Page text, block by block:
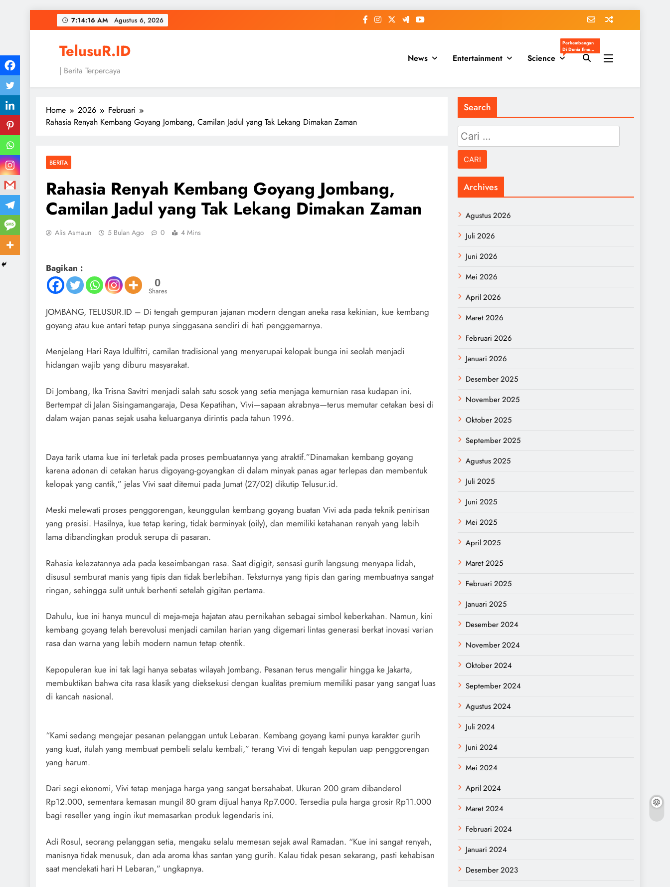
to
7:14:17 AM Agustus 6, 2026
TelusuR.ID
| Berita Terpercaya
News Entertainment Science
Perkembangan
Di Dunia Ilmu
Pengetahuan
Populer
Home 2026
Februari
Rahasia Renyah Kembang Goyang Jombang, Camilan Jadul yang Tak Lekang Dimakan Zaman
BERITA
Rahasia Renyah Kembang Goyang Jombang,
Camilan Jadul yang Tak Lekang Dimakan Zaman
Alis Asmaun 5 Bulan Ago 0 4 Mins
Bagikan :
0
Shares
JOMBANG, TELUSUR.ID – Di tengah gempuran jajanan modern dengan aneka rasa kekinian, kue kembang
goyang atau kue antari tetap punya singgasana sendiri di hati penggemarnya.
Menjelang Hari Raya Idulfitri, camilan tradisional yang menyerupai kelopak bunga ini seolah menjadi
hidangan wajib yang diburu masyarakat.
Di Jombang, Ika Trisna Savitri menjadi salah satu sosok yang setia menjaga kemurnian rasa kudapan ini.
Bertempat di Jalan Sisingamangaraja, Desa Kepatihan, Vivi—sapaan akrabnya—terus memutar cetakan besi di
dalam wajan panas sejak usaha keluarganya dirintis pada tahun 1996.
Daya tarik utama kue ini terletak pada proses pembuatannya yang atraktif.”Dinamakan kembang goyang
karena adonan di cetakan harus digoyang-goyangkan di dalam minyak panas agar terlepas dan membentuk
kelopak yang cantik,” jelas Vivi saat ditemui pada Jumat (27/02) dikutip Telusur.id.
Meski melewati proses penggorengan, keunggulan kembang goyang buatan Vivi ada pada teknik penirisan
yang presisi. Hasilnya, kue tetap kering, tidak berminyak (oily), dan memiliki ketahanan renyah yang lebih
lama dibandingkan produk serupa di pasaran.
Rahasia kelezatannya ada pada keseimbangan rasa. Saat digigit, sensasi gurih langsung menyapa lidah,
disusul semburat manis yang tipis dan tidak berlebihan. Teksturnya yang tipis dan garing membuatnya sangat
ringan, sehingga sulit untuk berhenti setelah gigitan pertama.
Dahulu, kue ini hanya muncul di meja-meja hajatan atau pernikahan sebagai simbol keberkahan. Namun, kini
kembang goyang telah berevolusi menjadi camilan harian yang digemari lintas generasi berkat inovasi varian
rasa dan warna yang lebih modern namun tetap otentik.
Kepopuleran kue ini tak lagi hanya sebatas wilayah Jombang. Pesanan terus mengalir hingga ke Jakarta,
membuktikan bahwa cita rasa klasik yang dieksekusi dengan kualitas premium memiliki pasar yang sangat luas
di kancah nasional.
“Kami sedang mengejar pesanan pelanggan untuk Lebaran. Kembang goyang kami punya karakter gurih
yang kuat, itulah yang membuat pembeli selalu kembali,” terang Vivi di tengah kepulan uap penggorengan
yang harum.
Dari segi ekonomi, Vivi tetap menjaga harga yang sangat bersahabat. Ukuran 200 gram dibanderol
Rp12.000, sementara kemasan mungil 80 gram dijual hanya Rp7.000. Tersedia pula harga grosir Rp11.000
bagi reseller yang ingin ikut memasarkan produk legendaris ini.
Adi Rosul, seorang pelanggan setia, mengaku selalu memesan sejak awal Ramadan. “Kue ini sangat renyah,
manisnya tidak menusuk, dan ada aroma khas santan yang gurih. Kalau tidak pesan sekarang, pasti kehabisan
saat mendekati hari H Lebaran,” ungkapnya.
Search
Cari
untuk:
Archives
Agustus 2026
Juli 2026
Juni 2026
Mei 2026
April 2026
Maret 2026
Februari 2026
Januari 2026
Desember 2025
November 2025
Oktober 2025
September 2025
Agustus 2025
Juli 2025
Juni 2025
Mei 2025
April 2025
Maret 2025
Februari 2025
Januari 2025
Desember 2024
November 2024
Oktober 2024
September 2024
Agustus 2024
Juli 2024
Juni 2024
Mei 2024
April 2024
Maret 2024
Februari 2024
Januari 2024
Desember 2023